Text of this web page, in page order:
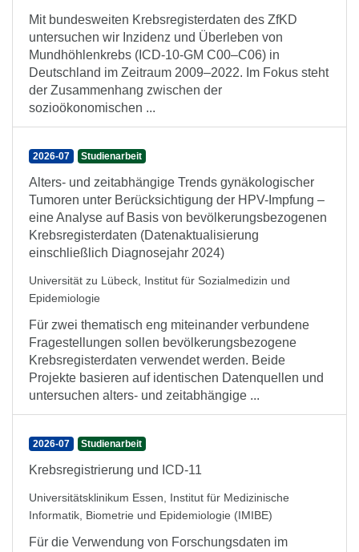
Mit bundesweiten Krebsregisterdaten des ZfKD
untersuchen wir Inzidenz und Überleben von
Mundhöhlenkrebs (ICD-10-GM C00–C06) in
Deutschland im Zeitraum 2009–2022. Im Fokus steht
der Zusammenhang zwischen der
sozioökonomischen ...
2026-07 Studienarbeit
Alters- und zeitabhängige Trends gynäkologischer
Tumoren unter Berücksichtigung der HPV-Impfung –
eine Analyse auf Basis von bevölkerungsbezogenen
Krebsregisterdaten (Datenaktualisierung
einschließlich Diagnosejahr 2024)
Universität zu Lübeck, Institut für Sozialmedizin und
Epidemiologie
Für zwei thematisch eng miteinander verbundene
Fragestellungen sollen bevölkerungsbezogene
Krebsregisterdaten verwendet werden. Beide
Projekte basieren auf identischen Datenquellen und
untersuchen alters- und zeitabhängige ...
2026-07 Studienarbeit
Krebsregistrierung und ICD-11
Universitätsklinikum Essen, Institut für Medizinische
Informatik, Biometrie und Epidemiologie (IMIBE)
Für die Verwendung von Forschungsdaten im